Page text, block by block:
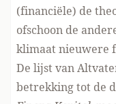
(financiële) de
ofschoon de
klimaat nieuwere
De lijst van
betrekking tot de